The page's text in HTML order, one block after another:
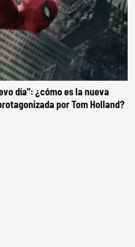
día": ¿cómo es la nueva
por Tom Holland?